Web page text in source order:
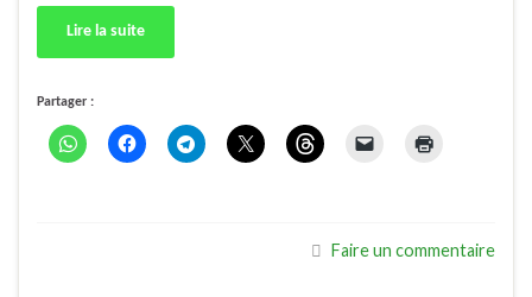
Lire la suite
Partager :
Faire un commentaire